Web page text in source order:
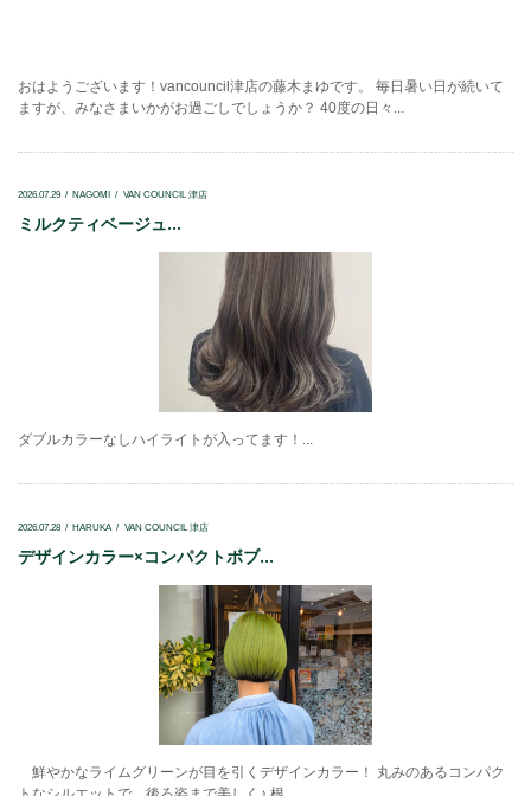
おはようございます！vancouncil津店の藤木まゆです。 毎日暑い日が続いて
ますが、みなさまいかがお過ごしでしょうか？ 40度の日々...
2026.07.29 NAGOMI VAN COUNCIL 津店
ミルクティベージュ...
ダブルカラーなしハイライトが入ってます！...
2026.07.28 HARUKA VAN COUNCIL 津店
デザインカラー×コンパクトボブ...
鮮やかなライムグリーンが目を引くデザインカラー！ 丸みのあるコンパク